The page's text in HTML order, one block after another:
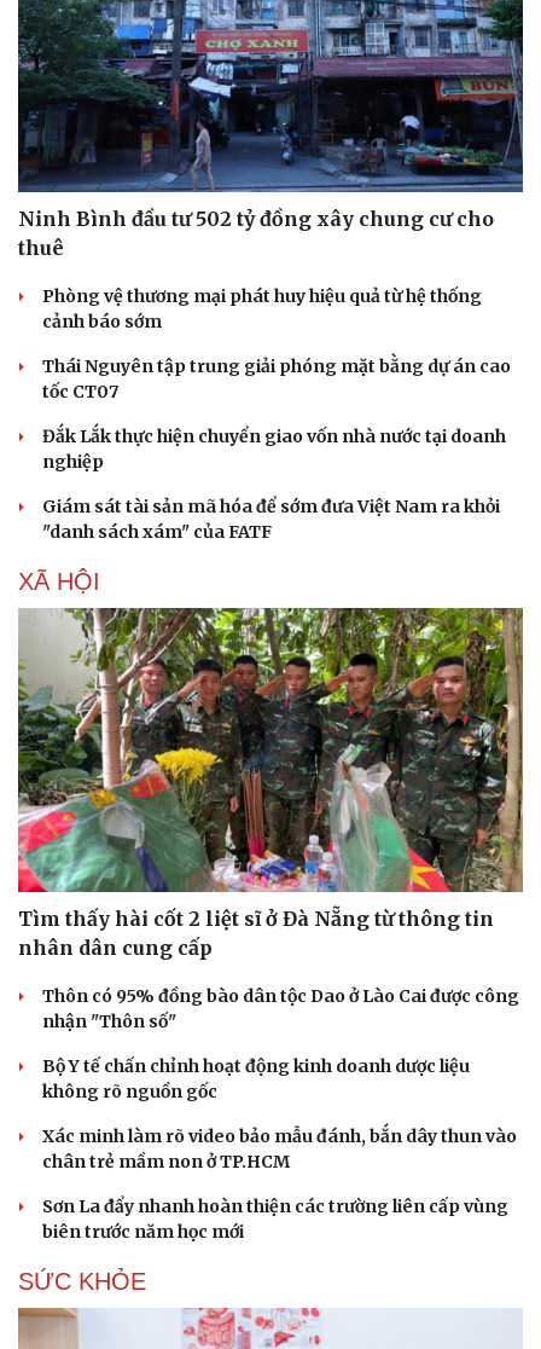
Tư vấn
Săn Tour
check-in
Câu chuyện thời sự
Đọc truyện đêm khuya
Cửa sổ tình yêu
Kể chuyện cho bé
Hạt giống tâm hồn
Ninh Bình đầu tư 502 tỷ đồng xây chung cư cho
thuê
Phòng vệ thương mại phát huy hiệu quả từ hệ thống
cảnh báo sớm
Thái Nguyên tập trung giải phóng mặt bằng dự án cao
tốc CT07
Đắk Lắk thực hiện chuyển giao vốn nhà nước tại doanh
nghiệp
Giám sát tài sản mã hóa để sớm đưa Việt Nam ra khỏi
"danh sách xám" của FATF
XÃ HỘI
Tìm thấy hài cốt 2 liệt sĩ ở Đà Nẵng từ thông tin
nhân dân cung cấp
Thôn có 95% đồng bào dân tộc Dao ở Lào Cai được công
nhận "Thôn số"
Bộ Y tế chấn chỉnh hoạt động kinh doanh dược liệu
không rõ nguồn gốc
Xác minh làm rõ video bảo mẫu đánh, bắn dây thun vào
chân trẻ mầm non ở TP.HCM
Sơn La đẩy nhanh hoàn thiện các trường liên cấp vùng
biên trước năm học mới
SỨC KHỎE